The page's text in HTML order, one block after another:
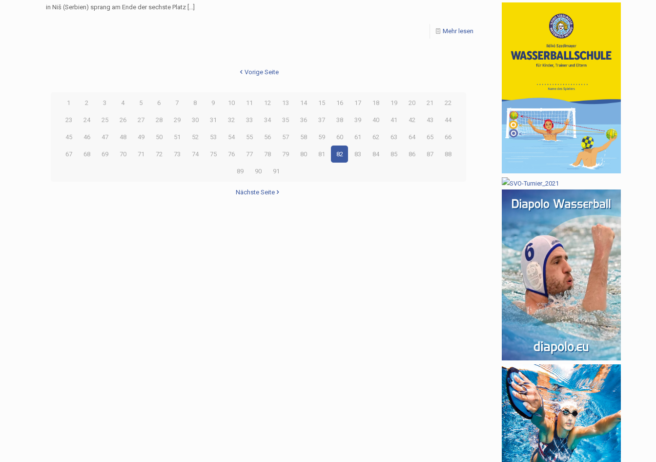
in Niš (Serbien) sprang am Ende der sechste Platz […]
Mehr lesen
Vorige Seite
1 2 3 4 5 6 7 8 9 10 11 12 13 14 15 16 17 18 19 20 21 22
23 24 25 26 27 28 29 30 31 32 33 34 35 36 37 38 39 40 41 42 43 44
45 46 47 48 49 50 51 52 53 54 55 56 57 58 59 60 61 62 63 64 65 66
67 68 69 70 71 72 73 74 75 76 77 78 79 80 81 82 83 84 85 86 87 88
89 90 91
Nächste Seite